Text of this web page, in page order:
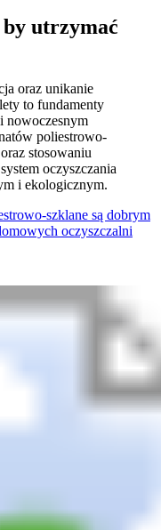
utrzymać
oraz unikanie
to fundamenty
nowoczesnym
poliestrowo-
stosowaniu
oczyszczania
i ekologicznym.
szklane są dobrym
oczyszczalni